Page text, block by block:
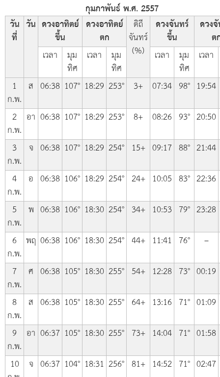
กุมภาพันธ์ พ.ศ. 2557
วัน
ที่
วัน ดวงอาทิตย์
ขึ้น
ดวงอาทิตย์
ตก
ดิถี
จันทร์
(%)
ดวงจันทร์
ขึ้น
ดวง
ต
เวลา
มุม
ทิศ
เวลา มุม
ทิศ
เวลา มุม
ทิศ
เวลา
1
ก.พ.
ส 06:38 107° 18:29 253° 3+ 07:34 98° 19:54
2
ก.พ.
อา 06:38 107° 18:29 253° 8+ 08:26 93° 20:50
3
ก.พ.
จ 06:38 107° 18:29 254° 15+ 09:17 88° 21:44
4
ก.พ.
อ 06:38 106° 18:29 254° 24+ 10:05 83° 22:36
5
ก.พ.
พ 06:38 106° 18:30 254° 34+ 10:53 79° 23:28
6
ก.พ.
พฤ 06:38 106° 18:30 254° 44+ 11:41 76°
–
7
ก.พ.
ศ 06:38 105° 18:30 255° 54+ 12:28 73° 00:19
8
ก.พ.
ส 06:38 105° 18:30 255° 64+ 13:16 71° 01:09
9
ก.พ.
อา 06:37 105° 18:30 255° 73+ 14:04 71° 01:58
10
จ 06:37 104° 18:31 256° 81+ 14:52 71° 02:47